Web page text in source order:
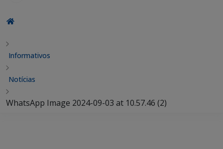
Informativos
Notícias
WhatsApp Image 2024-09-03 at 10.57.46 (2)